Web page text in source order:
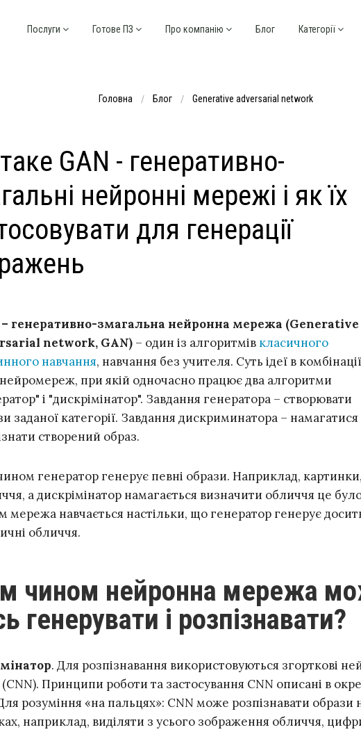
Послуги Готове ПЗ Про компанію Блог Категорії
Головна Блог Generative adversarial network
GAN - генеративно-
нейронні мережі і як їх
для генерації
– генеративно-змагальна нейронна мережа (Generative
network, GAN) – один із алгоритмів класичного
навчання, навчання без учителя. Суть ідеї в комбінації
при якій одночасно працює два алгоритми
і "дискрімінатор". Завдання генератора – створювати
заданої категорії. Завдання дискриминатора – намагатися
створений образ.
генератор генерує певні образи. Наприклад,
а дискрімінатор намагається визначити обличчя це
мережа навчається настільки, що генератор генерує
обличчя.
генерувати і розпізнавати?
. Для розпізнавання використовуються згорткові
Принципи роботи та застосування CNN описані в
розуміння «на пальцях»: CNN може розпізнавати образи
наприклад, виділяти з усього зображення обличчя,